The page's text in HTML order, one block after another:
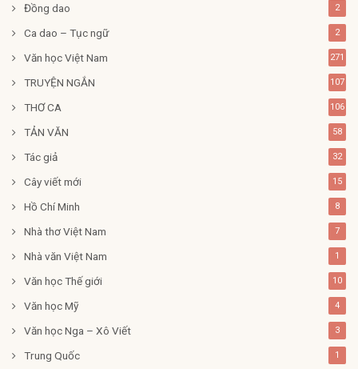
Đồng dao 2
Ca dao – Tục ngữ 2
Văn học Việt Nam 271
TRUYỆN NGẮN 107
THƠ CA 106
TẢN VĂN 58
Tác giả 32
Cây viết mới 15
Hồ Chí Minh 8
Nhà thơ Việt Nam 7
Nhà văn Việt Nam 1
Văn học Thế giới 10
Văn học Mỹ 4
Văn học Nga – Xô Viết 3
Trung Quốc 1